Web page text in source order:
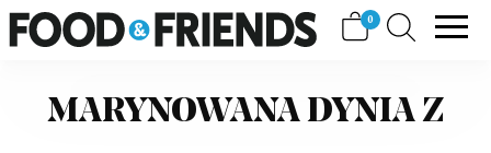
Skip
FOOD&FRIENDS
View
shopping
0
MARYNOWANA DYNIA Z